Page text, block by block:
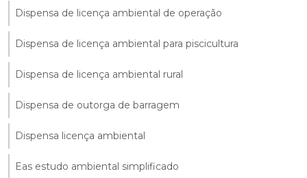
Dispensa de licença ambiental de operação
Dispensa de licença ambiental para piscicultura
Dispensa de licença ambiental rural
Dispensa de outorga de barragem
Dispensa licença ambiental
Eas estudo ambiental simplificado